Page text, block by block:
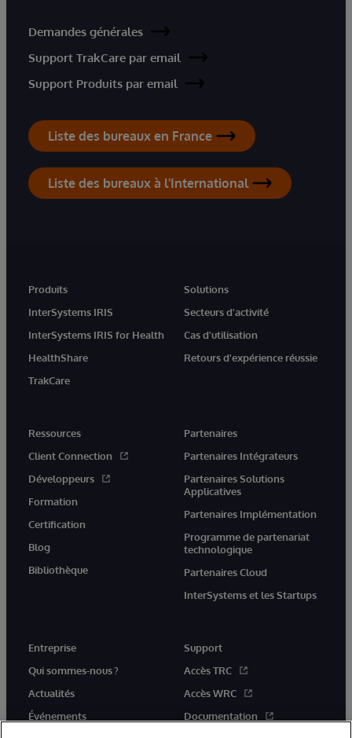
Demandes générales
Support TrakCare par email
Support Produits par email
Liste des bureaux en France
Liste des bureaux à l'International
Produits
InterSystems IRIS
InterSystems IRIS for Health
HealthShare
TrakCare
Solutions
Secteurs d'activité
Cas d'utilisation
Retours d'expérience réussie
Ressources
Client Connection
Développeurs
Formation
Certification
Blog
Bibliothèque
Partenaires
Partenaires Intégrateurs
Partenaires Solutions
Applicatives
Partenaires Implémentation
Programme de partenariat
technologique
Partenaires Cloud
InterSystems et les Startups
Entreprise
Qui sommes-nous ?
Actualités
Événements
Support
Accès TRC
Accès WRC
Documentation